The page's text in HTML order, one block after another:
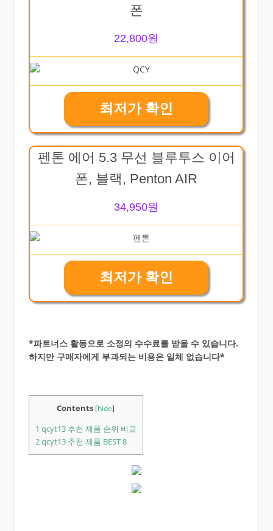
폰
22,800원
최저가 확인
펜톤 에어 5.3 무선 블루투스 이어
폰, 블랙, Penton AIR
34,950원
최저가 확인
*파트너스 활동으로 소정의 수수료를 받을 수 있습니다.
하지만 구매자에게 부과되는 비용은 일체 없습니다*
Contents [hide]
1 qcyt13 추천 제품 순위 비교
2qcyt13 추천 제품 BEST 8